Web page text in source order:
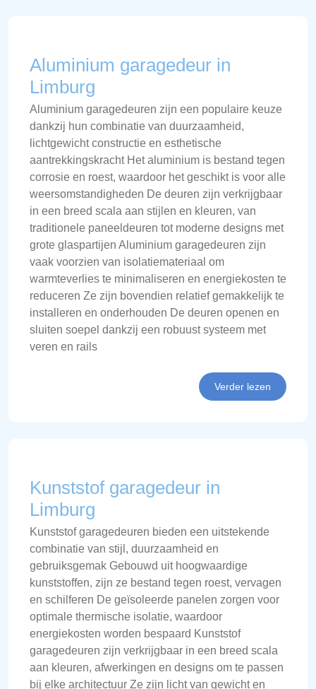
Aluminium garagedeur in
Limburg
Aluminium garagedeuren zijn een populaire keuze
dankzij hun combinatie van duurzaamheid,
lichtgewicht constructie en esthetische
aantrekkingskracht Het aluminium is bestand tegen
corrosie en roest, waardoor het geschikt is voor alle
weersomstandigheden De deuren zijn verkrijgbaar
in een breed scala aan stijlen en kleuren, van
traditionele paneeldeuren tot moderne designs met
grote glaspartijen Aluminium garagedeuren zijn
vaak voorzien van isolatiemateriaal om
warmteverlies te minimaliseren en energiekosten te
reduceren Ze zijn bovendien relatief gemakkelijk te
installeren en onderhouden De deuren openen en
sluiten soepel dankzij een robuust systeem met
veren en rails
Verder lezen
Kunststof garagedeur in
Limburg
Kunststof garagedeuren bieden een uitstekende
combinatie van stijl, duurzaamheid en
gebruiksgemak Gebouwd uit hoogwaardige
kunststoffen, zijn ze bestand tegen roest, vervagen
en schilferen De geïsoleerde panelen zorgen voor
optimale thermische isolatie, waardoor
energiekosten worden bespaard Kunststof
garagedeuren zijn verkrijgbaar in een breed scala
aan kleuren, afwerkingen en designs om te passen
bij elke architectuur Ze zijn licht van gewicht en